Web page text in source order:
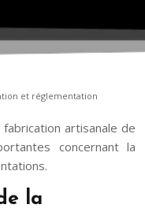
et réglementation
artisanale de
concernant la
la